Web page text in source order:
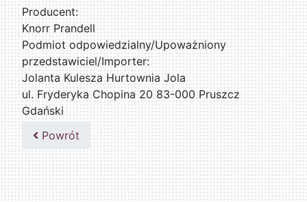
Producent:
Knorr Prandell
Podmiot odpowiedzialny/Upoważniony
przedstawiciel/Importer:
Jolanta Kulesza Hurtownia Jola
ul. Fryderyka Chopina 20 83-000 Pruszcz
Gdański
502047435
Powrót